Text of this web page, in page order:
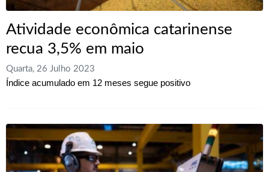
Atividade econômica catarinense
recua 3,5% em maio
Quarta, 26 Julho 2023
Índice acumulado em 12 meses segue positivo